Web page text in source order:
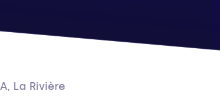
La Rivière